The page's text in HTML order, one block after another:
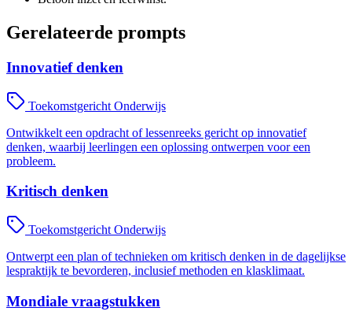
Gerelateerde prompts
Innovatief denken
Toekomstgericht Onderwijs
Ontwikkelt een opdracht of lessenreeks gericht op innovatief
denken, waarbij leerlingen een oplossing ontwerpen voor een
probleem.
Kritisch denken
Toekomstgericht Onderwijs
Ontwerpt een plan of technieken om kritisch denken in de dagelijkse
lespraktijk te bevorderen, inclusief methoden en klasklimaat.
Mondiale vraagstukken